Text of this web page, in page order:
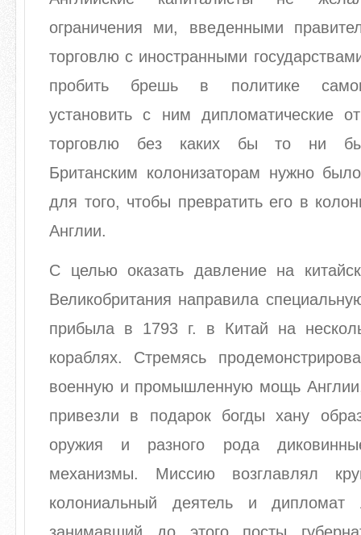
ограничения ми, введенными
торговлю с иностранными
пробить брешь в политике
установить с ним дипломатические
торговлю без каких бы то ни
Британским колонизаторам нужно
для того, чтобы превратить его в
Англии.
С целью оказать давление на
Великобритания направила
прибыла в 1793 г. в Китай на
кораблях. Стремясь
военную и промышленную мощь Англии,
привезли в подарок богды хану
оружия и разного рода
механизмы. Миссию возглавлял
колониальный деятель и дипломат